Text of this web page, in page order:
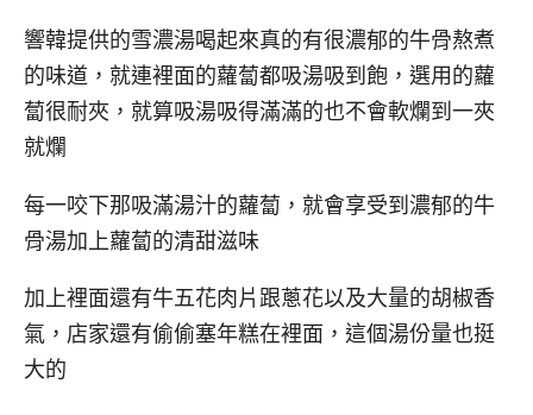
響韓提供的雪濃湯喝起來真的有很濃郁的牛骨熬煮
的味道，就連裡面的蘿蔔都吸湯吸到飽，選用的蘿
蔔很耐夾，就算吸湯吸得滿滿的也不會軟爛到一夾
就爛
每一咬下那吸滿湯汁的蘿蔔，就會享受到濃郁的牛
骨湯加上蘿蔔的清甜滋味
加上裡面還有牛五花肉片跟蔥花以及大量的胡椒香
氣，店家還有偷偷塞年糕在裡面，這個湯份量也挺
大的